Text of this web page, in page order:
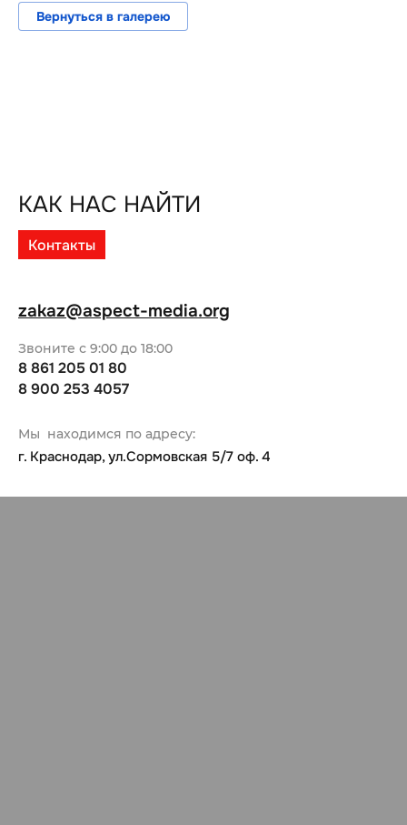
Вернуться в галерею
КАК НАС НАЙТИ
Контакты
Мы находимся по адресу:
г. Краснодар, ул.Сормовская 5/7 оф. 4
Звоните с 9:00 до 18:00
8 861 205 01 80
8 900 253 4057
zakaz@aspect-media.org